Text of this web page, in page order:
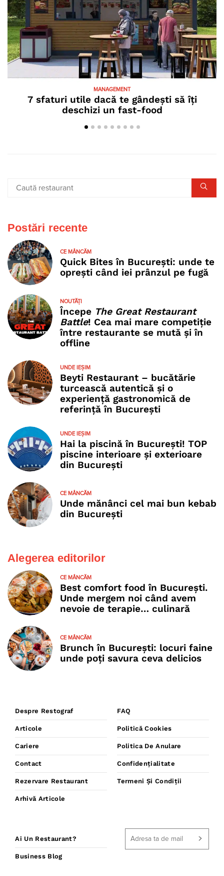
MANAGEMENT
7 sfaturi utile dacă te gândești să îți
deschizi un fast-food
Postări recente
CE MÂNCĂM
Quick Bites în București: unde te
oprești când iei prânzul pe fugă
NOUTĂȚI
Începe The Great Restaurant
Battle! Cea mai mare competiție
între restaurante se mută și în
offline
UNDE IEȘIM
Beyti Restaurant – bucătărie
turcească autentică și o
experiență gastronomică de
referință în București
UNDE IEȘIM
Hai la piscină în București! TOP
piscine interioare și exterioare
din București
CE MÂNCĂM
Unde mănânci cel mai bun kebab
din București
Alegerea editorilor
CE MÂNCĂM
Best comfort food în București.
Unde mergem noi când avem
nevoie de terapie… culinară
CE MÂNCĂM
Brunch în București: locuri faine
unde poţi savura ceva delicios
Despre Restograf
Articole
Cariere
Contact
Rezervare Restaurant
Arhivă Articole
FAQ
Politică Cookies
Politica De Anulare
Confidențialitate
Termeni Și Condiții
Ai Un Restaurant?
Business Blog